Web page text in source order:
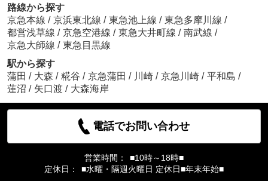
路線から探す
京急本線 / 京浜東北線 / 東急池上線 / 東急多摩川線 /
都営浅草線 / 京急空港線 / 東急大井町線 / 南武線 /
京急大師線 / 東急目黒線
駅から探す
蒲田 / 大森 / 糀谷 / 京急蒲田 / 川崎 / 京急川崎 / 平和島 /
蓮沼 / 矢口渡 / 大森海岸
電話でお問い合わせ
営業時間：
■10時～18時■
定休日：
■水曜・隔週火曜日 定休日■年末年始■